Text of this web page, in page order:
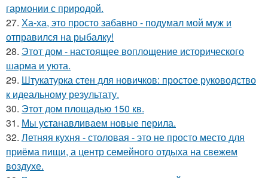
гармонии с природой.
27. Ха-ха, это просто забавно - подумал мой муж и
отправился на рыбалку!
28. Этот дом - настоящее воплощение исторического
шарма и уюта.
29. Штукатурка стен для новичков: простое руководство
к идеальному результату.
30. Этот дом площадью 150 кв.
31. Мы устанавливаем новые перила.
32. Летняя кухня - столовая - это не просто место для
приёма пищи, а центр семейного отдыха на свежем
воздухе.